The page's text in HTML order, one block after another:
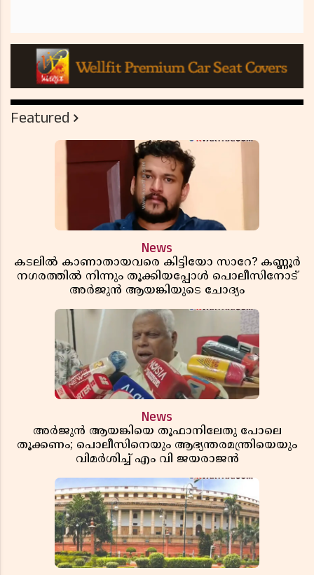
Featured
News
കടലിൽ കാണാതായവരെ കിട്ടിയോ സാറേ? കണ്ണൂർ
നഗരത്തിൽ നിന്നും തൂക്കിയപ്പോൾ പൊലീസിനോട്
അർജുൻ ആയങ്കിയുടെ ചോദ്യം
News
അർജുൻ ആയങ്കിയെ തൂഫാനിലേതു പോലെ
തൂക്കണം; പൊലീസിനെയും ആഭ്യന്തരമന്ത്രിയെയും
വിമർശിച്ച് എം വി ജയരാജൻ